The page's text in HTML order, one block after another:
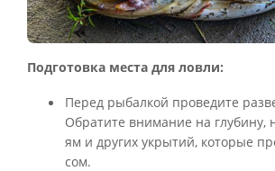
Подготовка места для ловли:
Перед рыбалкой проведите
Обратите внимание на глубину,
ям и других укрытий, которые
сом.